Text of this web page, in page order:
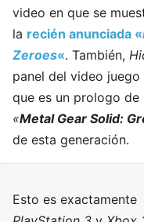
video en que se
la recién anunciada «
Zeroes«. También,
panel del video juego
que es un prologo de
«Metal Gear Solid:
de esta generación.
Esto es